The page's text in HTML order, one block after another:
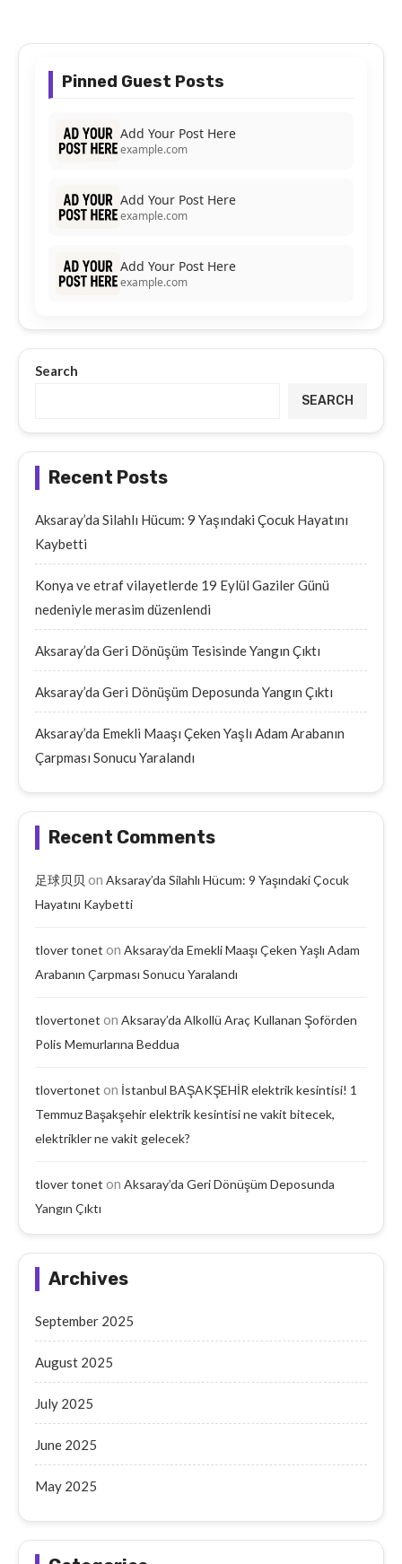
Pinned Guest Posts
Add Your Post Here
example.com
Add Your Post Here
example.com
Add Your Post Here
example.com
Search
SEARCH
Recent Posts
Aksaray’da Silahlı Hücum: 9 Yaşındaki Çocuk Hayatını
Kaybetti
Konya ve etraf vilayetlerde 19 Eylül Gaziler Günü
nedeniyle merasim düzenlendi
Aksaray’da Geri Dönüşüm Tesisinde Yangın Çıktı
Aksaray’da Geri Dönüşüm Deposunda Yangın Çıktı
Aksaray’da Emekli Maaşı Çeken Yaşlı Adam Arabanın
Çarpması Sonucu Yaralandı
Recent Comments
足球贝贝 on Aksaray’da Silahlı Hücum: 9 Yaşındaki Çocuk
Hayatını Kaybetti
tlover tonet on Aksaray’da Emekli Maaşı Çeken Yaşlı Adam
Arabanın Çarpması Sonucu Yaralandı
tlovertonet on Aksaray’da Alkollü Araç Kullanan Şoförden
Polis Memurlarına Beddua
tlovertonet on İstanbul BAŞAKŞEHİR elektrik kesintisi! 1
Temmuz Başakşehir elektrik kesintisi ne vakit bitecek,
elektrikler ne vakit gelecek?
tlover tonet on Aksaray’da Geri Dönüşüm Deposunda
Yangın Çıktı
Archives
September 2025
August 2025
July 2025
June 2025
May 2025